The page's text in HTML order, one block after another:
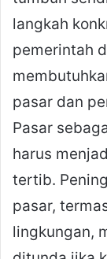
langkah
pemerintah
pasar dan
Pasar
harus
tertib.
pasar,
lingkungan,